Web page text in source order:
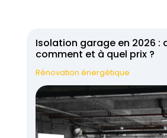
Isolation garage en 2026 :
comment et à quel prix ?
Rénovation énergétique